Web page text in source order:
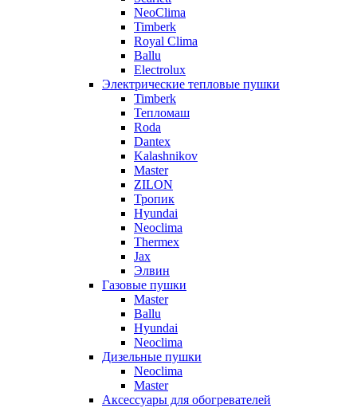
NeoClima
Timberk
Royal Clima
Ballu
Electrolux
Электрические тепловые пушки
Timberk
Тепломаш
Roda
Dantex
Kalashnikov
Master
ZILON
Тропик
Hyundai
Neoclima
Thermex
Jax
Элвин
Газовые пушки
Master
Ballu
Hyundai
Neoclima
Дизельные пушки
Neoclima
Master
Аксессуары для обогревателей